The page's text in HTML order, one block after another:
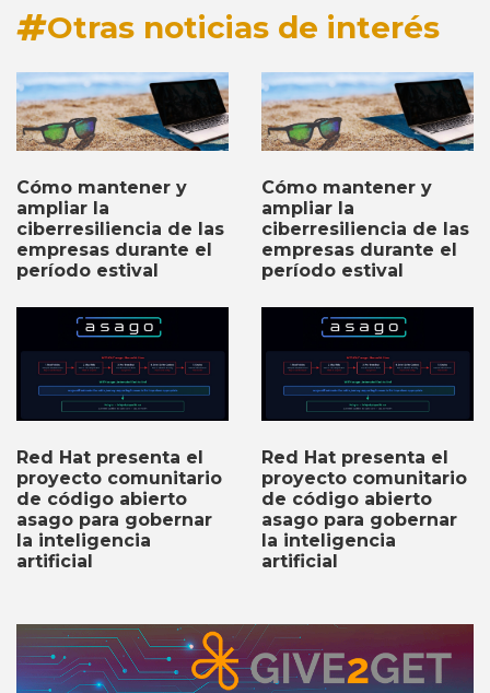
Otras noticias de interés
Cómo mantener y
ampliar la
ciberresiliencia de las
empresas durante el
período estival
Cómo mantener y
ampliar la
ciberresiliencia de las
empresas durante el
período estival
Red Hat presenta el
proyecto comunitario
de código abierto
asago para gobernar
la inteligencia
artificial
Red Hat presenta el
proyecto comunitario
de código abierto
asago para gobernar
la inteligencia
artificial